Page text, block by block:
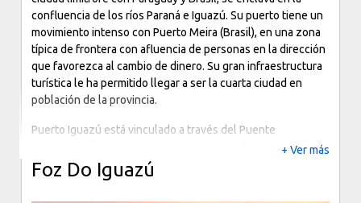
confluencia de los ríos Paraná e Iguazú. Su puerto tiene un
movimiento intenso con Puerto Meira (Brasil), en una zona
típica de frontera con afluencia de personas en la dirección
que favorezca al cambio de dinero. Su gran infraestructura
turística le ha permitido llegar a ser la cuarta ciudad en
población de la provincia.
Puerto Iguazú está vinculado a través del Puente
Internacional Tancredo Neves con Brasil y la Ciudad del
Este en la República del Paraguay.
+ Ver más
Foz Do Iguazú